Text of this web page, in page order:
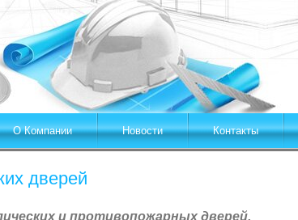
О Компании Новости Контакты
дверей
и противопожарных дверей.